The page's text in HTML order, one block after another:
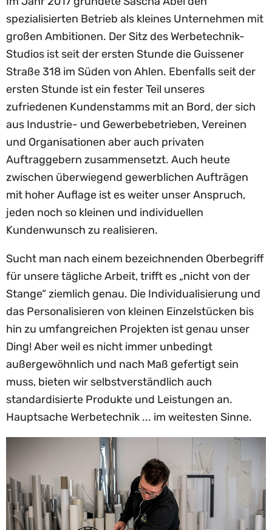
spezialisierten Betrieb als kleines Unternehmen mit
großen Ambitionen. Der Sitz des Werbetechnik-
Studios ist seit der ersten Stunde die Guissener
Straße 318 im Süden von Ahlen. Ebenfalls seit der
ersten Stunde ist ein fester Teil unseres
zufriedenen Kundenstamms mit an Bord, der sich
aus Industrie- und Gewerbebetrieben, Vereinen
und Organisationen aber auch privaten
Auftraggebern zusammensetzt. Auch heute
zwischen überwiegend gewerblichen Aufträgen
mit hoher Auflage ist es weiter unser Anspruch,
jeden noch so kleinen und individuellen
Kundenwunsch zu realisieren.
Sucht man nach einem bezeichnenden Oberbegriff
für unsere tägliche Arbeit, trifft es „nicht von der
Stange“ ziemlich genau. Die Individualisierung und
das Personalisieren von kleinen Einzelstücken bis
hin zu umfangreichen Projekten ist genau unser
Ding! Aber weil es nicht immer unbedingt
außergewöhnlich und nach Maß gefertigt sein
muss, bieten wir selbstverständlich auch
standardisierte Produkte und Leistungen an.
Hauptsache Werbetechnik ... im weitesten Sinne.